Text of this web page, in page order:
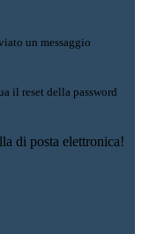
un messaggio
il reset della password
di posta elettronica!